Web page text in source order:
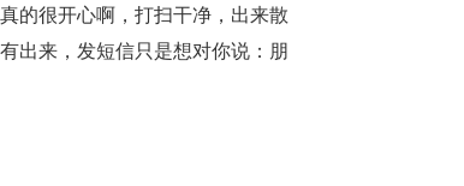
的很开心啊，打扫干净，出来散
出来，发短信只是想对你说：朋